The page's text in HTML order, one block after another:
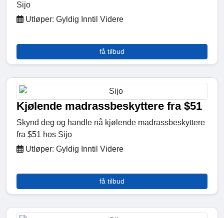
Sijo
Utløper: Gyldig Inntil Videre
få tilbud
Kjølende madrassbeskyttere fra $51
Skynd deg og handle nå kjølende madrassbeskyttere
fra $51 hos Sijo
Utløper: Gyldig Inntil Videre
få tilbud